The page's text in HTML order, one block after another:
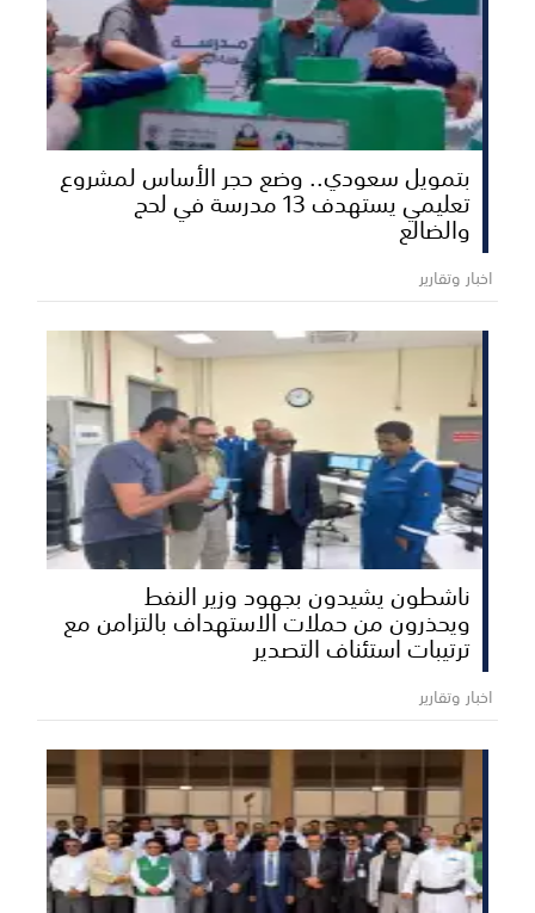
بتمويل سعودي.. وضع حجر الأساس لمشروع
تعليمي يستهدف 13 مدرسة في لحج
والضالع
اخبار وتقارير
ناشطون يشيدون بجهود وزير النفط
ويحذرون من حملات الاستهداف بالتزامن مع
ترتيبات استئناف التصدير
اخبار وتقارير